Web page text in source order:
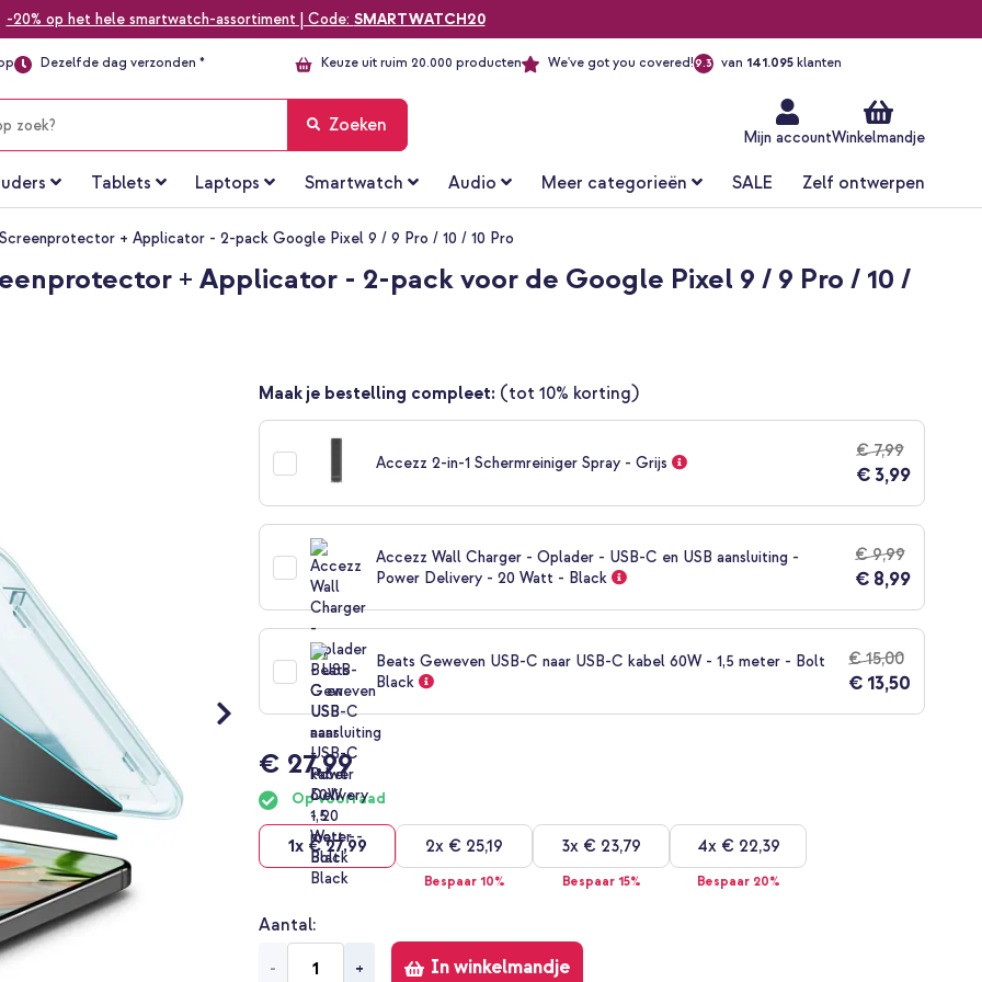
-20% op het hele smartwatch-assortiment | Code: SMARTWATCH20
Dezelfde dag verzonden * Keuze uit ruim 20.000 producten We've got you covered!9.3 van 141.095klanten
Mijn accountWinkelmandje
Zoeken
Tablets Laptops Smartwatch Audio Meer categorieën SALE Zelf ontwerpen
+ Applicator - 2-pack Google Pixel 9 / 9 Pro / 10 / 10 Pro
+ Applicator - 2-pack voor de Google Pixel 9 / 9 Pro / 10 /
Maak je bestelling compleet: (tot 10% korting)
Accezz 2-in-1 Schermreiniger Spray - Grijs
€ 7,99
€ 3,99
Accezz Wall Charger - Oplader - USB-C en USB aansluiting -
Power Delivery - 20 Watt - Black
€ 9,99
€ 8,99
Beats Geweven USB-C naar USB-C kabel 60W - 1,5 meter - Bolt
Black
€ 15,00
€ 13,50
€ 27,99
Op voorraad
1x € 27,99 2x € 25,19
Bespaar 10%
3x € 23,79
Bespaar 15%
4x € 22,39
Bespaar 20%
Aantal
- + In winkelmandje